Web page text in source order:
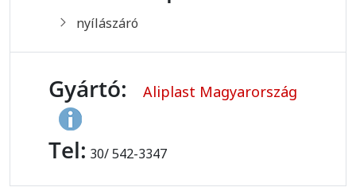
nyílászáró
Gyártó: Aliplast Magyarország
Tel: 30/ 542-3347